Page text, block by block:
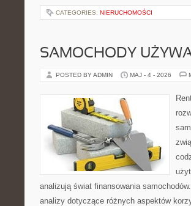
CATEGORIES: NIERUCHOMOŚCI
SAMOCHODY
POSTED BY ADMIN MAJ - 4 - 2026
analizują świat finansowania
analizy dotyczące różnych aspektów